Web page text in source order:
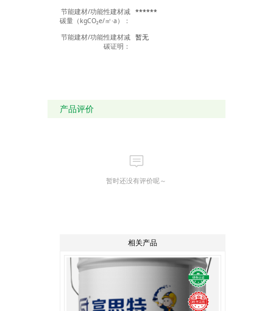
节能建材/功能性建材减
碳量（kgCO₂e/㎡·a）：
******
节能建材/功能性建材减
碳证明：
暂无
产品评价
暂时还没有评价呢～
相关产品